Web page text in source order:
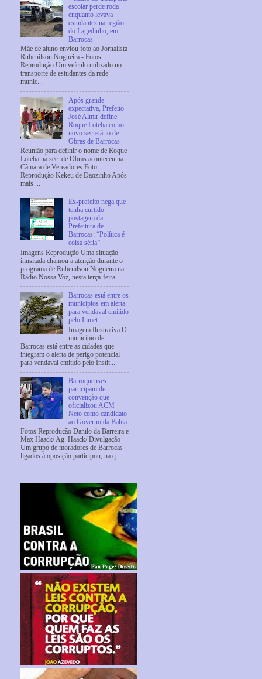
escolar perde roda
enquanto levava
estudantes na região
do Lagedinho, em
Barrocas
Mãe de aluno enviou foto ao Jornalista
Rubenilson Nogueira - Fotos
Reprodução Um veículo utilizado no
transporte de estudantes da rede
munic...
Após grande
expectativa, Prefeito
José Almir define
Roque Loteba como
novo secretário de
Obras de Barrocas
Reunião para definir o nome de Roque
Loteba na sec. de Obras aconteceu na
Câmara de Vereadores Foto
Reprodução Kekeu de Daozinho Após
mais ...
Ex-prefeito nega que
tenha curtido
postagem da
Prefeitura de
Barrocas: “Política é
coisa séria”
Imagens Reprodução Uma situação
inusitada chamou a atenção durante o
programa de Rubenilson Nogueira na
Rádio Nossa Voz, nesta terça-feira ...
Barrocas está entre os
municípios em alerta
para vendaval emitido
pelo Inmet
Imagem Ilustrativa O
município de
Barrocas está entre as cidades que
integram o alerta de perigo potencial
para vendaval emitido pelo Instit...
Barroquenses
participam de
convenção que
oficializou ACM
Neto como candidato
ao Governo da Bahia
Fotos Reprodução Danilo da Barreira e
Max Haack/ Ag. Haack/ Divulgação
Um grupo de moradores de Barrocas
ligados à oposição participou, na q...